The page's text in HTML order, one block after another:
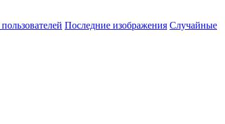
Последние изображения Случайные